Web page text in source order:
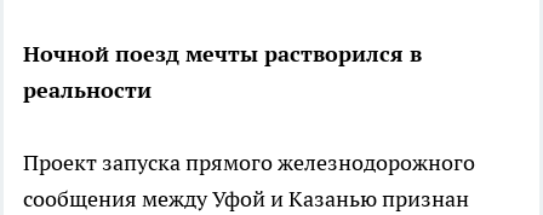
Ночной поезд мечты растворился в
реальности
Проект запуска прямого железнодорожного
сообщения между Уфой и Казанью признан